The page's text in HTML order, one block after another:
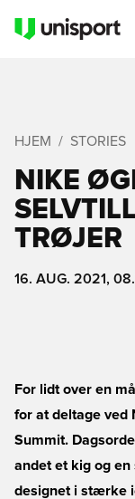
HJEM STORIES
NIKE
TRØJER
16. AUG. 2021,
For lidt over en
for at deltage ved
Summit.
andet et kig og
designet i stærke